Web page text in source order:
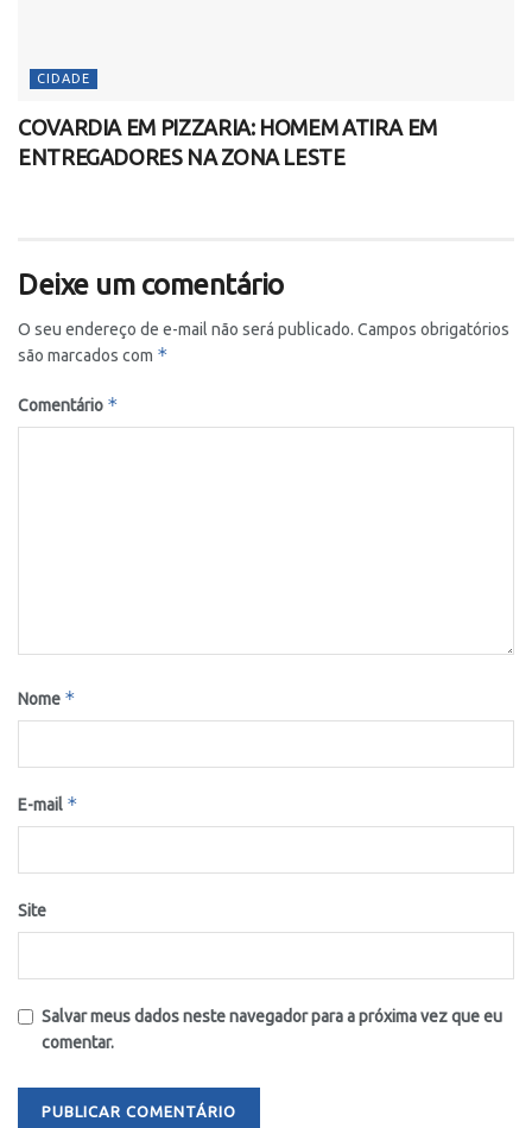
CIDADE
COVARDIA EM PIZZARIA: HOMEM ATIRA EM
ENTREGADORES NA ZONA LESTE
Deixe um comentário
O seu endereço de e-mail não será publicado. Campos obrigatórios
são marcados com *
Comentário *
Nome *
E-mail *
Site
Salvar meus dados neste navegador para a próxima vez que eu
comentar.